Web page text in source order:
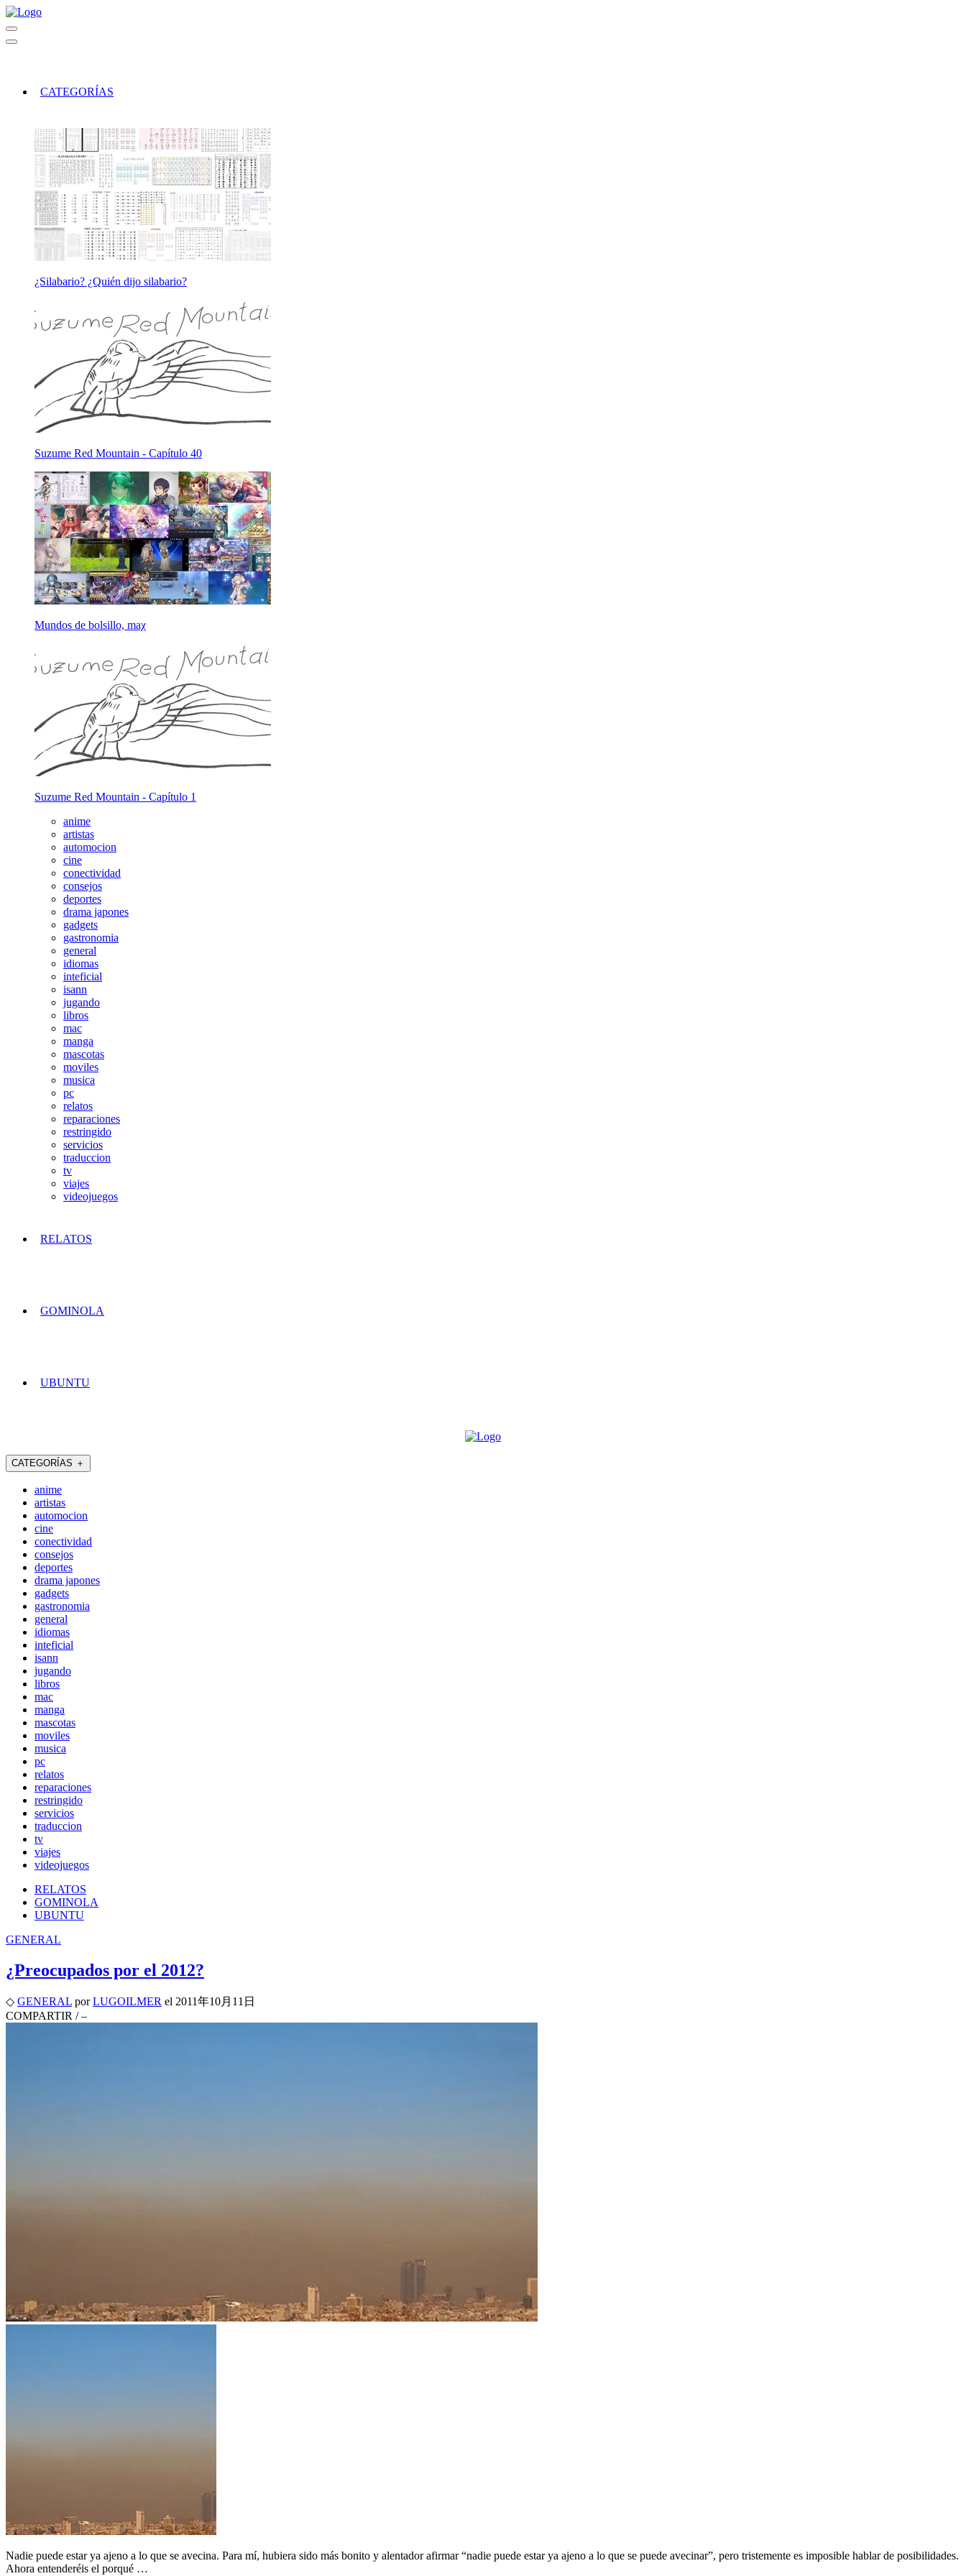
CATEGORÍAS
¿Silabario? ¿Quién dijo silabario?
Suzume Red Mountain - Capítulo 40
Mundos de bolsillo, maχ
Suzume Red Mountain - Capítulo 1
anime
artistas
automocion
cine
conectividad
consejos
deportes
drama japones
gadgets
gastronomia
general
idiomas
inteficial
isann
jugando
libros
mac
manga
mascotas
moviles
musica
pc
relatos
reparaciones
restringido
servicios
traduccion
tv
viajes
videojuegos
RELATOS
GOMINOLA
UBUNTU
CATEGORÍAS ＋
anime
artistas
automocion
cine
conectividad
consejos
deportes
drama japones
gadgets
gastronomia
general
idiomas
inteficial
isann
jugando
libros
mac
manga
mascotas
moviles
musica
pc
relatos
reparaciones
restringido
servicios
traduccion
tv
viajes
videojuegos
RELATOS
GOMINOLA
UBUNTU
GENERAL
¿Preocupados por el 2012?
◇ GENERAL por LUGOILMER el 2011年10月11日
COMPARTIR / –
Nadie puede estar ya ajeno a lo que se avecina. Para mí, hubiera sido más bonito y alentador afirmar “nadie puede estar ya ajeno a lo que se puede avecinar”, pero tristemente es imposible hablar de posibilidades.
Ahora entenderéis el porqué …